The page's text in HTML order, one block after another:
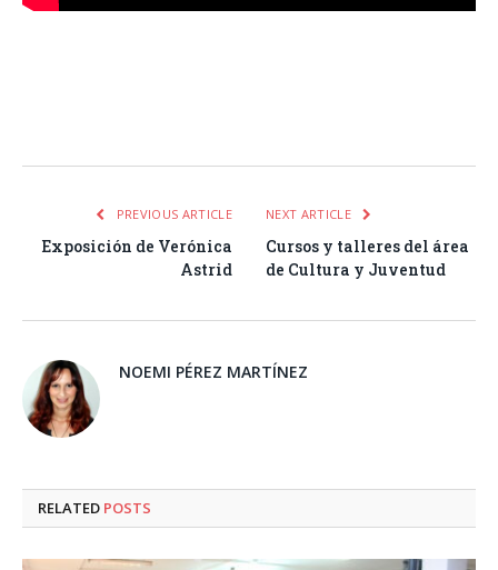
PREVIOUS ARTICLE
Exposición de Verónica
Astrid
NEXT ARTICLE
Cursos y talleres del área
de Cultura y Juventud
NOEMI PÉREZ MARTÍNEZ
RELATED POSTS